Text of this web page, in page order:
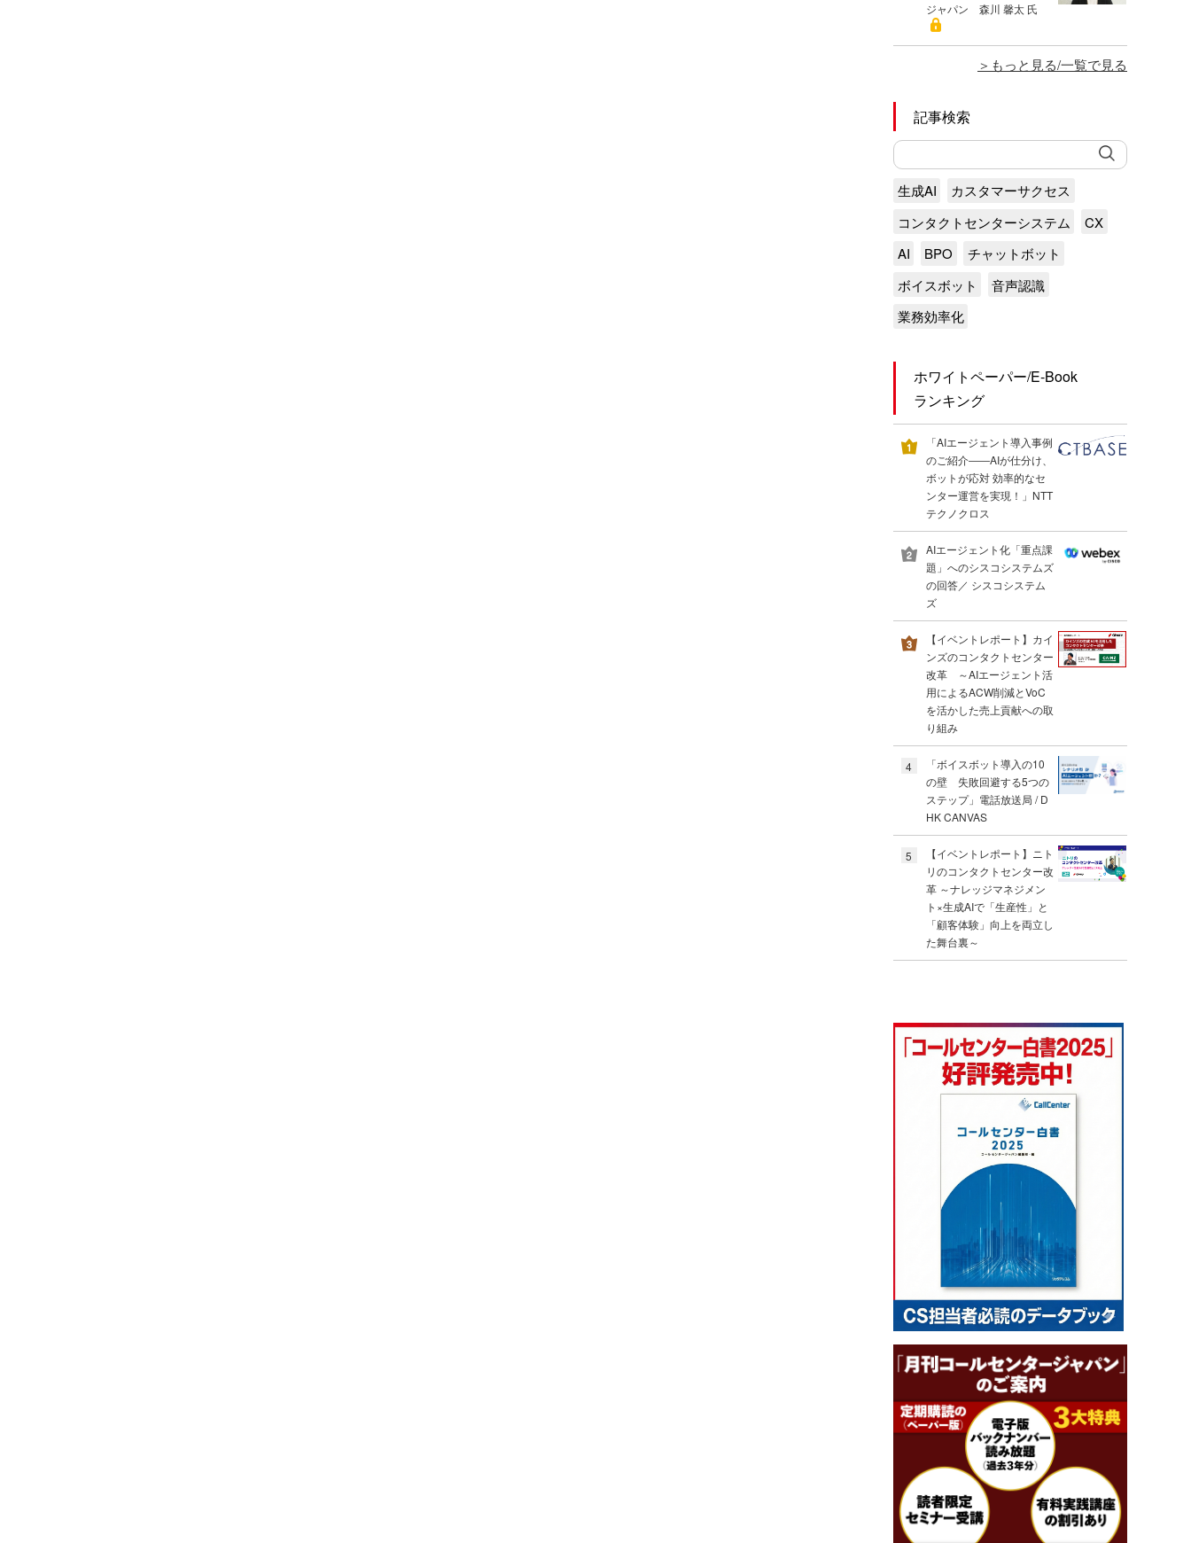
ジャパン 森川 馨太 氏
もっと見る/一覧で見る
記事検索
生成AI
カスタマーサクセス
コンタクトセンターシステム
CX
AI
BPO
チャットボット
ボイスボット
音声認識
業務効率化
ホワイトペーパー/E-Book
ランキング
「AIエージェント導入事例
のご紹介――AIが仕分け、
ボットが応対 効率的なセ
ンター運営を実現！」NTT
テクノクロス
AIエージェント化「重点課
題」へのシスコシステムズ
の回答／ シスコシステム
ズ
【イベントレポート】カイ
ンズのコンタクトセンター
改革 ～AIエージェント活
用によるACW削減とVoC
を活かした売上貢献への取
り組み
4
「ボイスボット導入の10
の壁 失敗回避する5つの
ステップ」電話放送局 / D
HK CANVAS
5
【イベントレポート】ニト
リのコンタクトセンター改
革 ～ナレッジマネジメン
ト×生成AIで「生産性」と
「顧客体験」向上を両立し
た舞台裏～